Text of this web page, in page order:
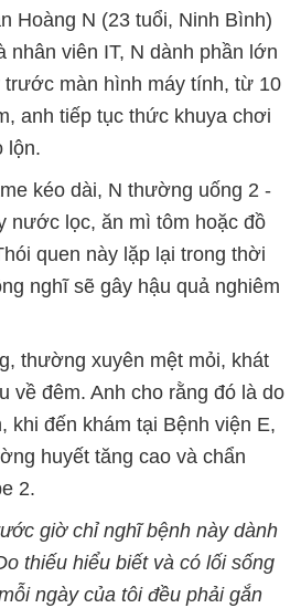
Hoàng N (23 tuổi, Ninh Bình)
nhân viên IT, N dành phần lớn
màn hình máy tính, từ 10
anh tiếp tục thức khuya chơi
lộn.
kéo dài, N thường uống 2 -
nước lọc, ăn mì tôm hoặc đồ
quen này lặp lại trong thời
nghĩ sẽ gây hậu quả nghiêm
thường xuyên mệt mỏi, khát
về đêm. Anh cho rằng đó là do
khi đến khám tại Bệnh viện E,
huyết tăng cao và chẩn
2.
giờ chỉ nghĩ bệnh này dành
thiếu hiểu biết và có lối sống
ngày của tôi đều phải gắn